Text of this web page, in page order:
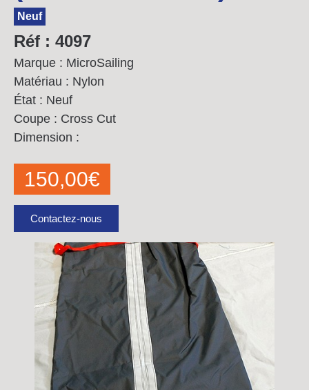
Neuf
Réf : 4097
Marque : MicroSailing
Matériau : Nylon
État : Neuf
Coupe : Cross Cut
Dimension :
150,00€
Contactez-nous